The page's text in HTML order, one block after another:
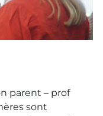
parent – prof
sont